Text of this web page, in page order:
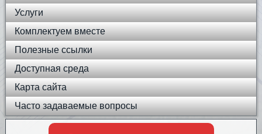
Услуги
Комплектуем вместе
Полезные ссылки
Доступная среда
Карта сайта
Часто задаваемые вопросы